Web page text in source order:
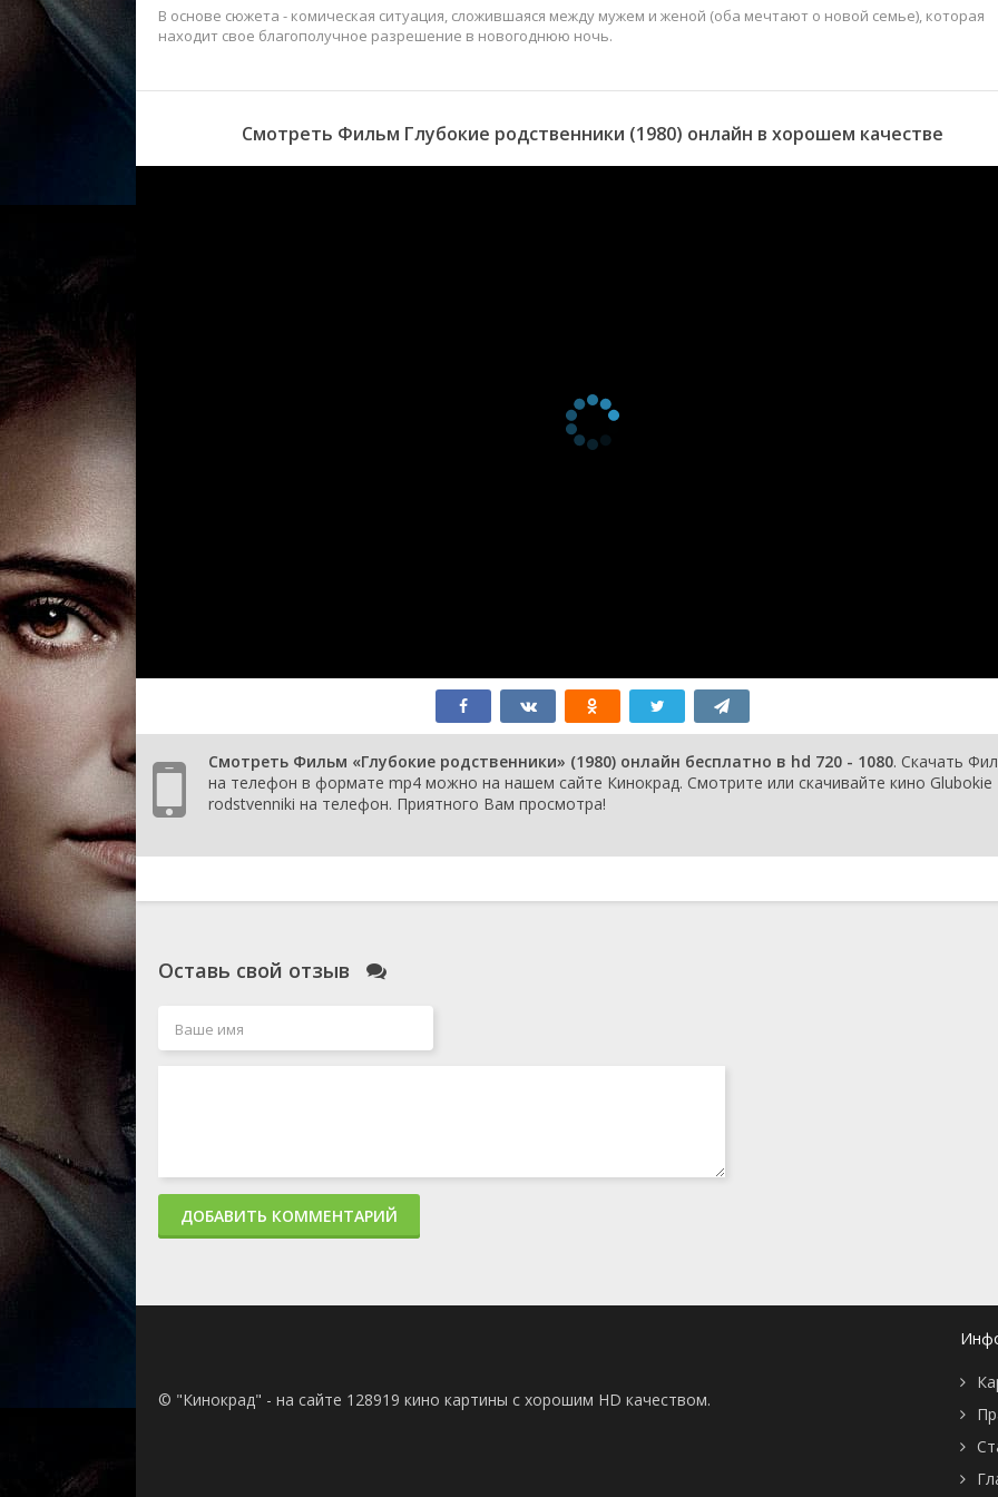
В основе сюжета - комическая ситуация, сложившаяся между мужем и женой (оба мечтают о новой семье), которая
находит свое благополучное разрешение в новогоднюю ночь.
Смотреть Фильм Глубокие родственники (1980) онлайн в хорошем качестве
Смотреть Фильм «Глубокие родственники» (1980) онлайн бесплатно в hd 720 - 1080. Скачать
на телефон в формате mp4 можно на нашем сайте Кинокрад. Смотрите или скачивайте кино Glubokie
rodstvenniki на телефон. Приятного Вам просмотра!
Оставь свой отзыв
ДОБАВИТЬ КОММЕНТАРИЙ
© "Кинокрад" - на сайте 128919 кино картины с хорошим HD качеством.